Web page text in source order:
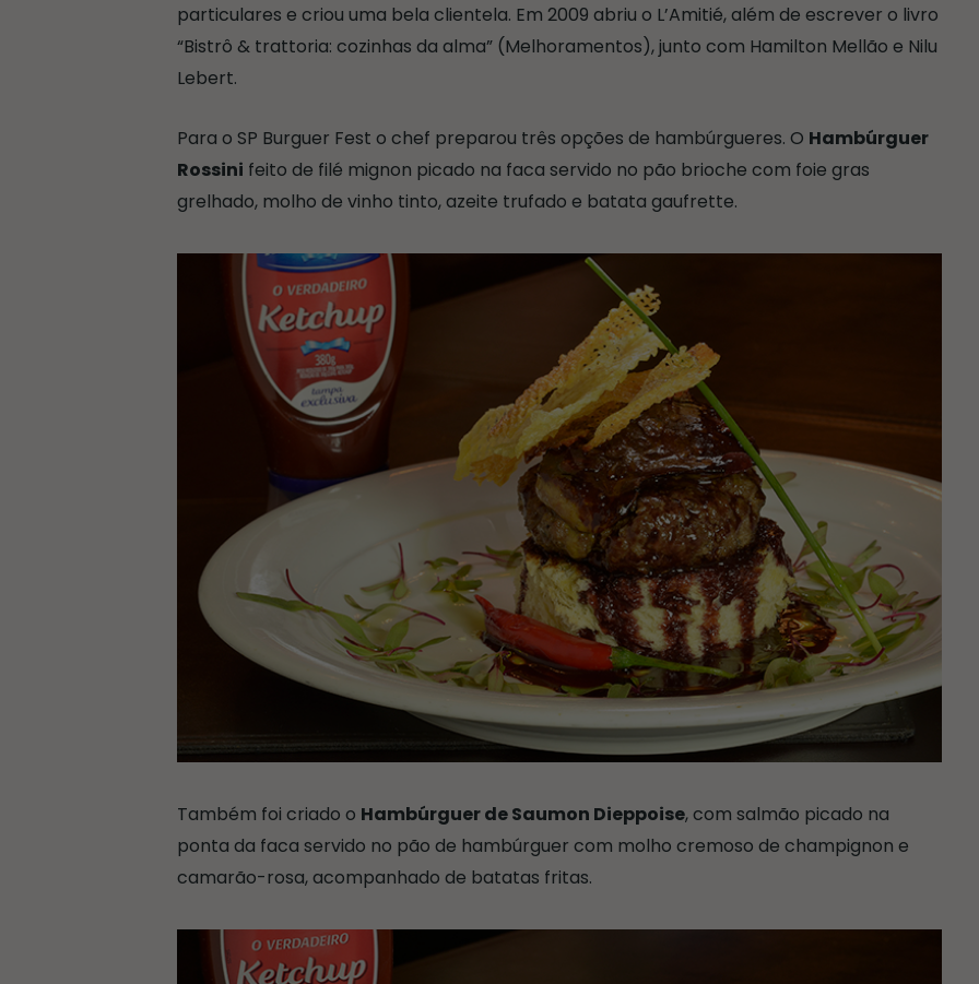
particulares e criou uma bela clientela. Em 2009 abriu o L’Amitié, além de escrever o livro
“Bistrô & trattoria: cozinhas da alma” (Melhoramentos), junto com Hamilton Mellão e Nilu
Lebert.
Para o SP Burguer Fest o chef preparou três opções de hambúrgueres. O Hambúrguer
Rossini feito de filé mignon picado na faca servido no pão brioche com foie gras
grelhado, molho de vinho tinto, azeite trufado e batata gaufrette.
Também foi criado o Hambúrguer de Saumon Dieppoise, com salmão picado na
ponta da faca servido no pão de hambúrguer com molho cremoso de champignon e
camarão-rosa, acompanhado de batatas fritas.